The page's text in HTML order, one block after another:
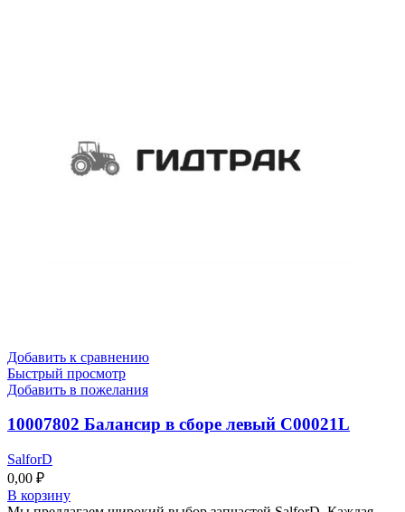
Добавить к сравнению
Быстрый просмотр
Добавить в пожелания
10007802 Балансир в сборе левый C00021L
SalforD
0,00 ₽
В корзину